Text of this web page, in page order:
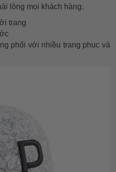
lòng mọi khách hàng.
trang
phối với nhiều trang phục và